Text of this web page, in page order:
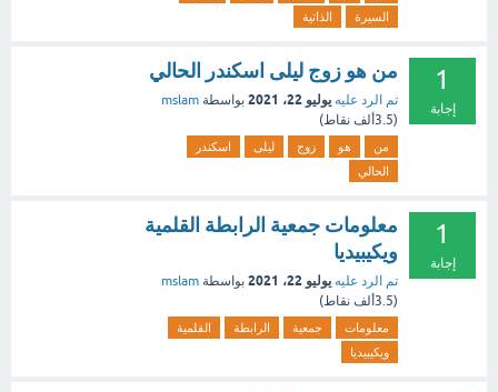
السيرة
الذاتية
1
إجابة
من هو زوج ليلى اسكندر الحالي
تم الرد عليه يوليو 22، 2021 بواسطة mslam
(3.5ألف نقاط)
من هو زوج ليلى
اسكندر
الحالي
1
إجابة
معلومات جمعية الرابطة القلمية
ويكيبيديا
تم الرد عليه يوليو 22، 2021 بواسطة mslam
(3.5ألف نقاط)
معلومات جمعية الرابطة
القلمية
ويكيبيديا